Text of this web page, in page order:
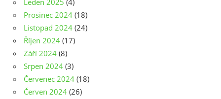
Leden 2025 (4)
Prosinec 2024 (18)
Listopad 2024 (24)
Říjen 2024 (17)
Září 2024 (8)
Srpen 2024 (3)
Červenec 2024 (18)
Červen 2024 (26)